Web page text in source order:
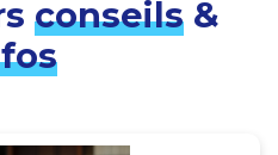
conseils&